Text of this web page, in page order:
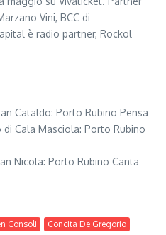
Vini, BCC di
è radio partner, Rockol
Cataldo: Porto Rubino Pensa
Cala Masciola: Porto Rubino
Nicola: Porto Rubino Canta
Consoli
Concita De Gregorio